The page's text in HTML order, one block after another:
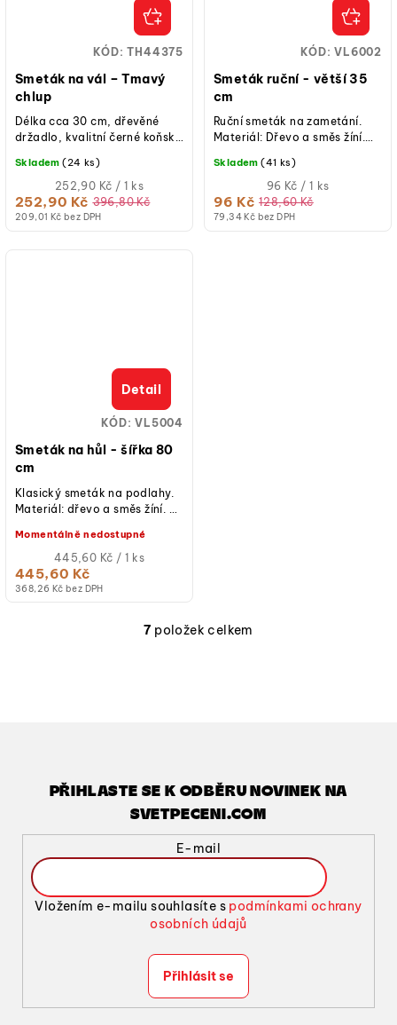
Smeták na vál – Tmavý
chlup
209,01 Kč bez DPH
252,90 Kč 396,80 Kč
Měrná
cena:
252,90 Kč / 1 ks
Skladem (24 ks)
Délka cca 30 cm, dřevěné
držadlo, kvalitní černé koňské
provedení.
KÓD:TH44375
Smeták ruční - větší 35
cm
79,34 Kč bez DPH
96 Kč 128,60 Kč
Měrná
cena:
96 Kč / 1 ks
Skladem (41 ks)
Ruční smeták na zametání.
Materiál: Dřevo a směs žíní.
KÓD:VL6002
Smeták na hůl - šířka 80
cm
368,26 Kč bez DPH
445,60 Kč
Měrná
cena:
445,60 Kč / 1 ks
Momentálně nedostupné
Detail
Klasický smeták na podlahy.
Materiál: dřevo a směs žíní. V
NÁSADA NENÍ SOUČÁSTÍ
BALENÍ.
KÓD:VL5004
O
í
p
r
v
k
v
ý
i
s
u
7 položek celkem
PŘIHLASTE SE K ODBĚRU NOVINEK NA
SVETPECENI.COM
E-mail
Vložením e-mailu souhlasíte s podmínkami ochrany
osobních údajů
Přihlásit se